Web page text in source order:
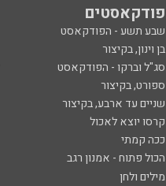
פודקאסטים
שבע תשע - הפודקאסט
בן וינון, בקיצור
סג"ל וברקו - הפודקאסט
ספורט, בקיצור
שניים עד ארבע, בקיצור
קרסו יוצא לאכול
ככה קמתי
הכול פתוח - אמנון רגב
מילים ולחן